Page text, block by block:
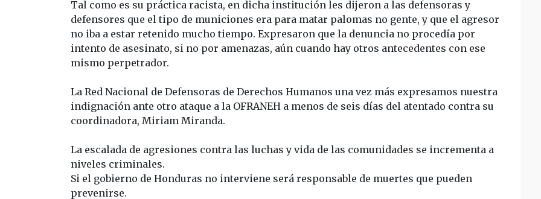
Tal como es su práctica racista, en dicha institución les dijeron a las defensoras y
defensores que el tipo de municiones era para matar palomas no gente, y que el agresor
no iba a estar retenido mucho tiempo. Expresaron que la denuncia no procedía por
intento de asesinato, si no por amenazas, aún cuando hay otros antecedentes con ese
mismo perpetrador.
La Red Nacional de Defensoras de Derechos Humanos una vez más expresamos nuestra
indignación ante otro ataque a la OFRANEH a menos de seis días del atentado contra su
coordinadora, Miriam Miranda.
La escalada de agresiones contra las luchas y vida de las comunidades se incrementa a
niveles criminales.
Si el gobierno de Honduras no interviene será responsable de muertes que pueden
prevenirse.